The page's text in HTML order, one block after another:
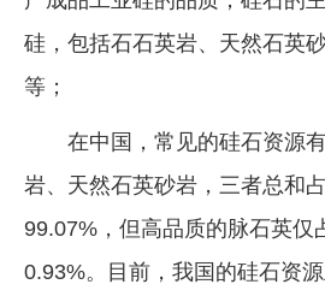
硅，包括石石英岩、天然石英
等；
在中国，常见的硅石资源
岩、天然石英砂岩，三者总和
99.07%，但高品质的脉石英仅
0.93%。目前，我国的硅石资